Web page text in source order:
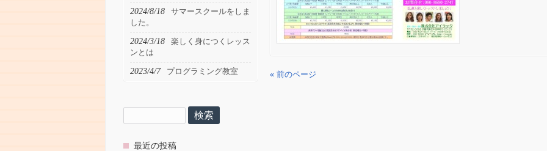
« 前のページ
2024/8/18
サマースクールをしま
した。
2024/3/18
楽しく身につくレッス
ンとは
2023/4/7 プログラミング教室
索:
最近の投稿